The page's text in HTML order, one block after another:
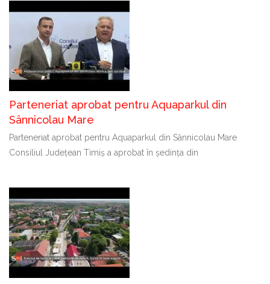
Parteneriat aprobat pentru Aquaparkul din
Sânnicolau Mare
Parteneriat aprobat pentru Aquaparkul din Sânnicolau Mare
Consiliul Județean Timiș a aprobat în ședința din